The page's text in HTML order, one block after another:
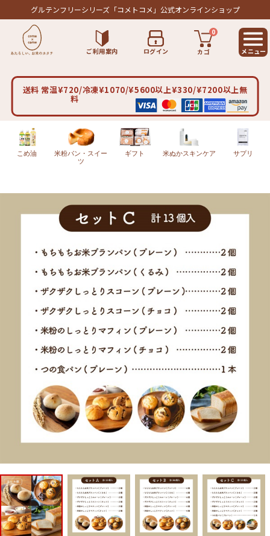
グルテンフリーシリーズ「コメトコメ」公式オンラインショップ
ご利用案内 ログイン カゴ
0
送料 常温¥720/冷凍¥1070/¥5600以上¥330/¥7200以上無
料
こめ油
米粉パン・スイー
ツ
ギフト 米ぬかスキンケア サプリ